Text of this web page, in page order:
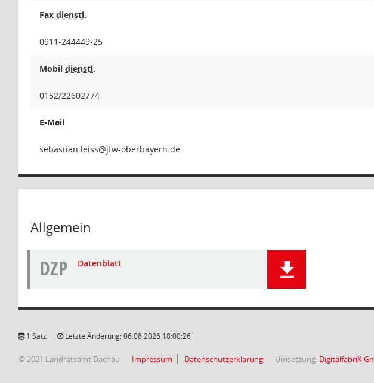
Fax dienstl.
0911-244449-25
Mobil dienstl.
0152/22602774
E-Mail
ssiel.n
Allgemein
DZP Datenblatt
1 Satz Letzte Änderung: 06.08.2026 18:00:26
© 2021 Landratsamt Dachau Impressum Datenschutzerklärung Umsetzung: DigitalfabriX